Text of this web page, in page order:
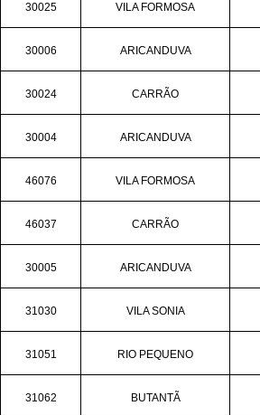
30025 VILA FORMOSA
30006 ARICANDUVA
30024 CARRÃO
30004 ARICANDUVA
46076 VILA FORMOSA
46037 CARRÃO
30005 ARICANDUVA
31030 VILA SONIA
31051 RIO PEQUENO
31062 BUTANTÃ